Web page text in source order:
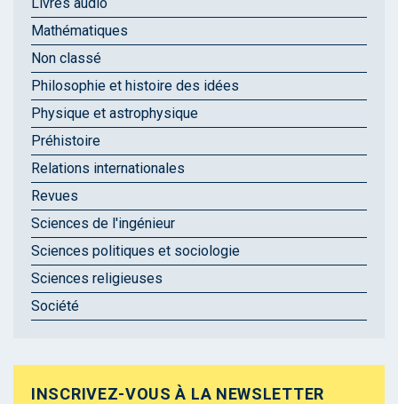
Mathématiques
Non classé
Philosophie et histoire des idées
Physique et astrophysique
Préhistoire
Relations internationales
Revues
Sciences de l'ingénieur
Sciences politiques et sociologie
Sciences religieuses
Société
INSCRIVEZ-VOUS À LA NEWSLETTER